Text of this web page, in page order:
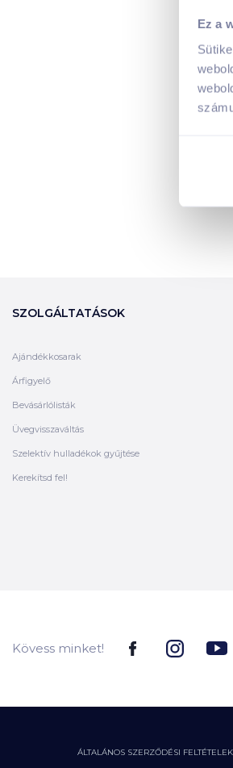
Ez a
SZOLGÁLTATÁSOK
Ajándékkosarak
Árfigyelő
Bevásárlólisták
Üvegvisszaváltás
Szelektív hulladékok gyűjtése
Kerekítsd fel!
Kövess minket!
ÁLTALÁNOS SZERZŐDÉSI FELTÉTELEK